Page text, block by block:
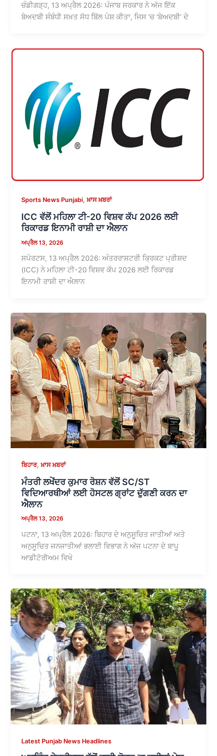
ਚੰਡੀਗੜ੍ਹ, 13 ਅਪ੍ਰੈਲ 2026: ਪੰਜਾਬ ਸਰਕਾਰ ਨੇ ਅੱਜ ਇੱਕ
ਬੇਅਦਬੀ ਸੰਬੰਧੀ ਸਖ਼ਤ ਸੋਧ ਬਿੱਲ ਪੇਸ਼ ਕੀਤਾ, ਜਿਸ ‘ਚ ‘ਬੇਅਦਬੀ’ ਦੇ
Sports News Punjabi,ਖ਼ਾਸ ਖ਼ਬਰਾਂ
ICC ਵੱਲੋਂ ਮਹਿਲਾ ਟੀ-20 ਵਿਸ਼ਵ ਕੱਪ 2026 ਲਈ
ਰਿਕਾਰਡ ਇਨਾਮੀ ਰਾਸ਼ੀ ਦਾ ਐਲਾਨ
ਅਪ੍ਰੈਲ 13, 2026
ਸਪੋਰਟਸ, 13 ਅਪ੍ਰੈਲ 2026: ਅੰਤਰਰਾਸ਼ਟਰੀ ਕ੍ਰਿਕਟ ਪ੍ਰੀਸ਼ਦ
(ICC) ਨੇ ਮਹਿਲਾ ਟੀ-20 ਵਿਸ਼ਵ ਕੱਪ 2026 ਲਈ ਰਿਕਾਰਡ
ਇਨਾਮੀ ਰਾਸ਼ੀ ਦਾ ਐਲਾਨ
ਬਿਹਾਰ,ਖ਼ਾਸ ਖ਼ਬਰਾਂ
ਮੰਤਰੀ ਲਖੇਂਦਰ ਕੁਮਾਰ ਰੋਸ਼ਨ ਵੱਲੋਂ SC/ST
ਵਿਦਿਆਰਥੀਆਂ ਲਈ ਹੋਸਟਲ ਗ੍ਰਾਂਟ ਦੁੱਗਣੀ ਕਰਨ ਦਾ
ਐਲਾਨ
ਅਪ੍ਰੈਲ 13, 2026
ਪਟਨਾ, 13 ਅਪ੍ਰੈਲ 2026: ਬਿਹਾਰ ਦੇ ਅਨੁਸੂਚਿਤ ਜਾਤੀਆਂ ਅਤੇ
ਅਨੁਸੂਚਿਤ ਜਨਜਾਤੀਆਂ ਭਲਾਈ ਵਿਭਾਗ ਨੇ ਅੱਜ ਪਟਨਾ ਦੇ ਬਾਪੂ
ਆਡੀਟੋਰੀਅਮ ਵਿਖੇ
Latest Punjab News Headlines